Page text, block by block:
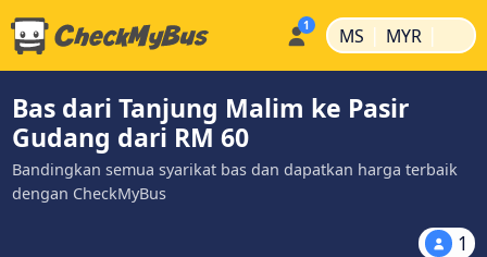
MS | MYR |
Bas dari Tanjung Malim ke Pasir
Gudang dari RM 60
Bandingkan semua syarikat bas dan dapatkan harga terbaik
dengan CheckMyBus
1